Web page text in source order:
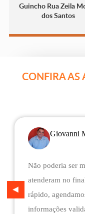
Guincho Rua Zeila
dos Santos
CONFIRA AS
Giovanni
Não poderia ser
atenderam no
rápido,
informações